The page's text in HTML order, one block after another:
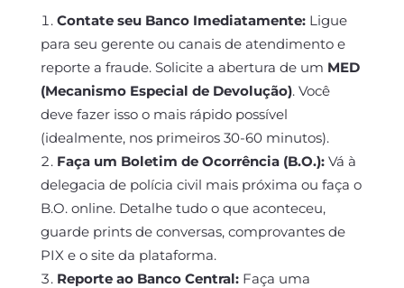
Contate seu Banco Imediatamente:Ligue
para seu gerente ou canais de atendimento e
reporte a fraude. Solicite a abertura de um MED
(Mecanismo Especial de Devolução). Você
deve fazer isso o mais rápido possível
(idealmente, nos primeiros 30-60 minutos).
Faça um Boletim de Ocorrência (B.O.):Vá à
delegacia de polícia civil mais próxima ou faça o
B.O. online. Detalhe tudo o que aconteceu,
guarde prints de conversas, comprovantes de
PIX e o site da plataforma.
Reporte ao Banco Central:Faça uma